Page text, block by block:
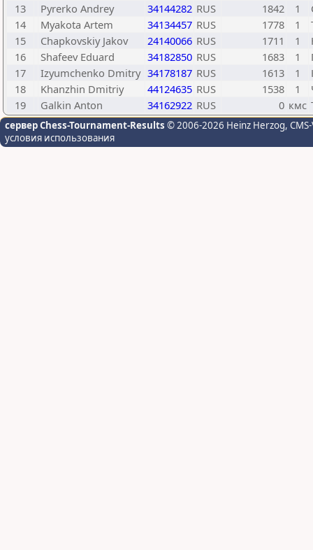
13
Pyrerko Andrey 34144282 RUS 1842 1
14
Myakota Artem 34134457 RUS 1778 1
15
Chapkovskiy Jakov 24140066 RUS 1711 1
16
Shafeev Eduard 34182850 RUS 1683 1
17
Izyumchenko Dmitry 34178187 RUS 1613 1
18
Khanzhin Dmitriy 44124635 RUS 1538 1
19
Galkin Anton 34162922 RUS 0 кмс
сервер Chess-Tournament-Results © 2006-2026 Heinz Herzog,
условия использования